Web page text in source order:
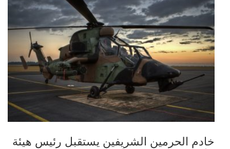
خادم الحرمين الشريفين يستقبل رئيس هيئة